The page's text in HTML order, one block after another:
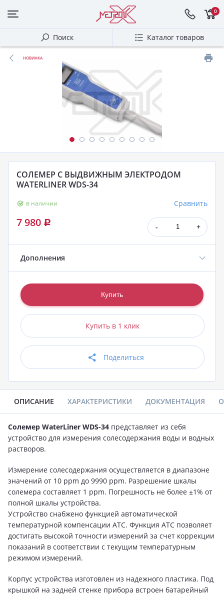
0
Поиск Каталог товаров
НОВИНКА
СОЛЕМЕР С ВЫДВИЖНЫМ ЭЛЕКТРОДОМ
WATERLINER WDS-34
в наличии Сравнить
- +
7 980 Р
Дополнения
Купить в 1 клик
Поделиться
ОПИСАНИЕ ХАРАКТЕРИСТИКИ ДОКУМЕНТАЦИЯ
Солемер WaterLiner WDS-34 представляет из себя
устройство для измерения солесодержания воды и водных
растворов.
Измерение солесодержания осуществляется в диапазоне
значений от 10 ppm до 9990 ppm. Разрешение шкалы
солемера составляет 1 ppm. Погрешность не более ±1% от
полной шкалы устройства.
Устройство снабжено функцией автоматической
температурной компенсации ATC. Функция ATC позволяет
достигать высокой точности измерений за счет коррекции
показаний в соответствии с текущим температурным
режимом измерений.
Корпус устройства изготовлен из надежного пластика. Под
крышкой на задней стенке прибора встроен батарейный